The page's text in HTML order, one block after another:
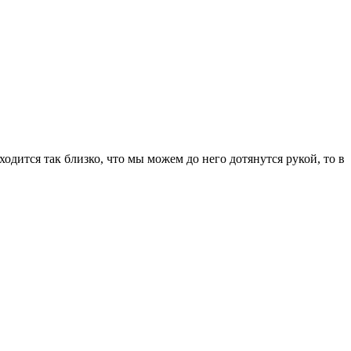
так близко, что мы можем до него дотянутся рукой, то в